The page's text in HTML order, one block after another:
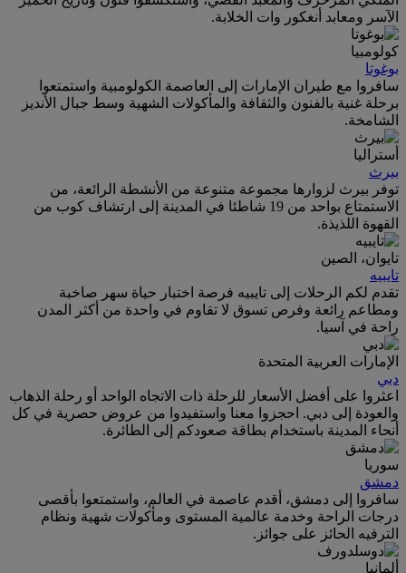
الآسر ومعابد أنغكور وات الخلابة.
كولومبيا
بوغوتا
سافروا مع طيران الإمارات إلى العاصمة الكولومبية واستمتعوا
برحلة غنية بالفنون والثقافة والمأكولات الشهية وسط جبال الأنديز
الشامخة.
أستراليا
بيرث
توفر بيرث لزوارها مجموعة متنوعة من الأنشطة الرائعة، من
الاستمتاع بواحد من 19 شاطئا في المدينة إلى ارتشاف كوب من
القهوة اللذيذة.
تايوان، الصين
تايبيه
تقدم لكم الرحلات إلى تايبيه فرصة اختبار حياة سهر صاخبة
ومطاعم رائعة وفرص تسوق لا تقاوم في واحدة من أكثر المدن
راحة في آسيا.
الإمارات العربية المتحدة
دبي
اعثروا على أفضل الأسعار للرحلة ذات الاتجاه الواحد أو رحلة الذهاب
والعودة إلى دبي. احجزوا معنا واستفيدوا من عروض حصرية في كل
أنحاء المدينة باستخدام بطاقة صعودكم إلى الطائرة.
سوريا
دمشق
سافروا إلى دمشق، أقدم عاصمة في العالم، واستمتعوا بأقصى
درجات الراحة وخدمة عالمية المستوى ومأكولات شهية ونظام
الترفيه الحائز على جوائز.
ألمانيا